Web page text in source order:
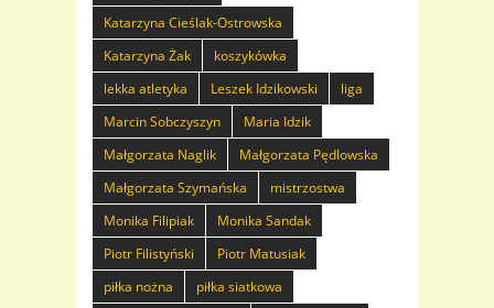
Katarzyna Cieślak-Ostrowska
Katarzyna Żak
koszykówka
lekka atletyka
Leszek Idzikowski
liga
Marcin Sobczyszyn
Maria Idzik
Małgorzata Naglik
Małgorzata Pędlowska
Małgorzata Szymańska
mistrzostwa
Monika Filipiak
Monika Sandak
Piotr Filistyński
Piotr Matusiak
piłka nożna
piłka siatkowa